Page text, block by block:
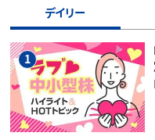
デイリー
1